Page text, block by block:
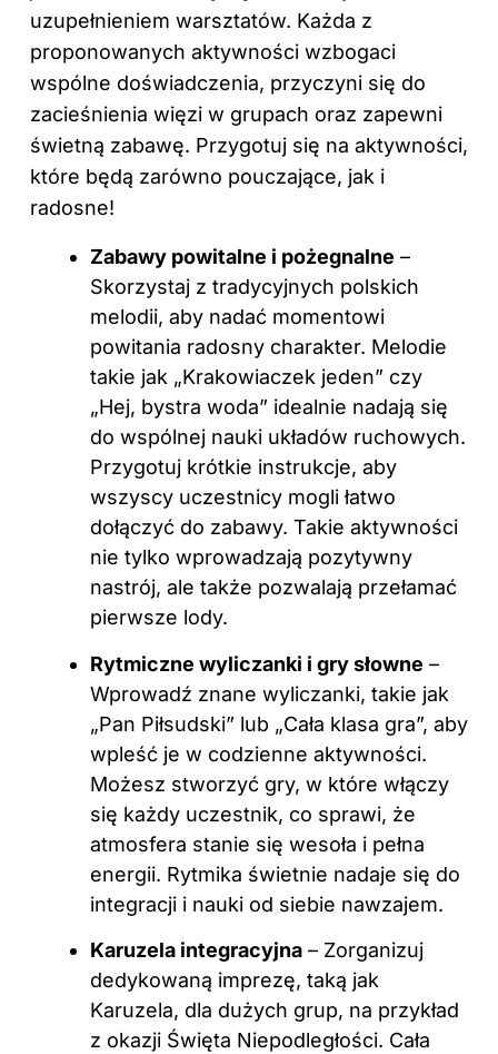
uzupełnieniem warsztatów. Każda z
proponowanych aktywności wzbogaci
wspólne doświadczenia, przyczyni się do
zacieśnienia więzi w grupach oraz zapewni
świetną zabawę. Przygotuj się na aktywności,
które będą zarówno pouczające, jak i
radosne!
Zabawy powitalne i pożegnalne –
Skorzystaj z tradycyjnych polskich
melodii, aby nadać momentowi
powitania radosny charakter. Melodie
takie jak „Krakowiaczek jeden” czy
„Hej, bystra woda” idealnie nadają się
do wspólnej nauki układów ruchowych.
Przygotuj krótkie instrukcje, aby
wszyscy uczestnicy mogli łatwo
dołączyć do zabawy. Takie aktywności
nie tylko wprowadzają pozytywny
nastrój, ale także pozwalają przełamać
pierwsze lody.
Rytmiczne wyliczanki i gry słowne –
Wprowadź znane wyliczanki, takie jak
„Pan Piłsudski” lub „Cała klasa gra”, aby
wpleść je w codzienne aktywności.
Możesz stworzyć gry, w które włączy
się każdy uczestnik, co sprawi, że
atmosfera stanie się wesoła i pełna
energii. Rytmika świetnie nadaje się do
integracji i nauki od siebie nawzajem.
Karuzela integracyjna – Zorganizuj
dedykowaną imprezę, taką jak
Karuzela, dla dużych grup, na przykład
z okazji Święta Niepodległości. Cała